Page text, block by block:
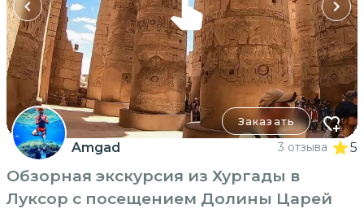
Заказать
Amgad 3 отзыва 5
Обзорная экскурсия из Хургады в
Луксор с посещением Долины Царей